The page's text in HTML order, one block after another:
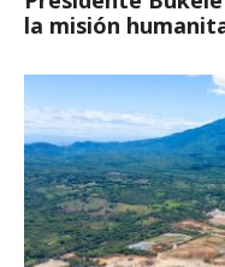
la misión